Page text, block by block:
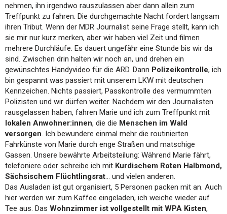
nehmen, ihn irgendwo rauszulassen aber dann allein zum
Treffpunkt zu fahren. Die durchgemachte Nacht fordert langsam
ihren Tribut. Wenn der MDR Journalist seine Frage stellt, kann ich
sie mir nur kurz merken, aber wir haben viel Zeit und filmen
mehrere Durchläufe. Es dauert ungefähr eine Stunde bis wir da
sind. Zwischen drin halten wir noch an, und drehen ein
gewünschtes Handyvideo für die ARD. Dann Polizeikontrolle, ich
bin gespannt was passiert mit unserem LKW mit deutschen
Kennzeichen. Nichts passiert, Passkontrolle des vermummten
Polizisten und wir dürfen weiter. Nachdem wir den Journalisten
rausgelassen haben, fahren Marie und ich zum Treffpunkt mit
lokalen Anwohner:innen, die die Menschen im Wald
versorgen. Ich bewundere einmal mehr die routinierten
Fahrkünste von Marie durch enge Straßen und matschige
Gassen. Unsere bewährte Arbeitsteilung: Während Marie fährt,
telefoniere oder schreibe ich mit Kurdischem Roten Halbmond,
Sächsischem Flüchtlingsrat… und vielen anderen.
Das Ausladen ist gut organisiert, 5 Personen packen mit an. Auch
hier werden wir zum Kaffee eingeladen, ich weiche wieder auf
Tee aus. Das Wohnzimmer ist vollgestellt mit WPA Kisten,